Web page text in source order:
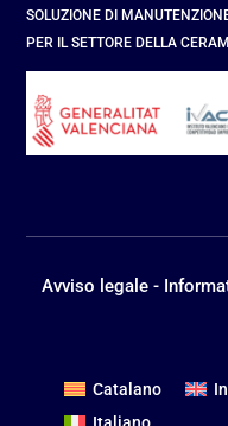
SOLUZIONE DI
PER IL SETTORE DELLA
Avviso legale-
Catalano
Italiano